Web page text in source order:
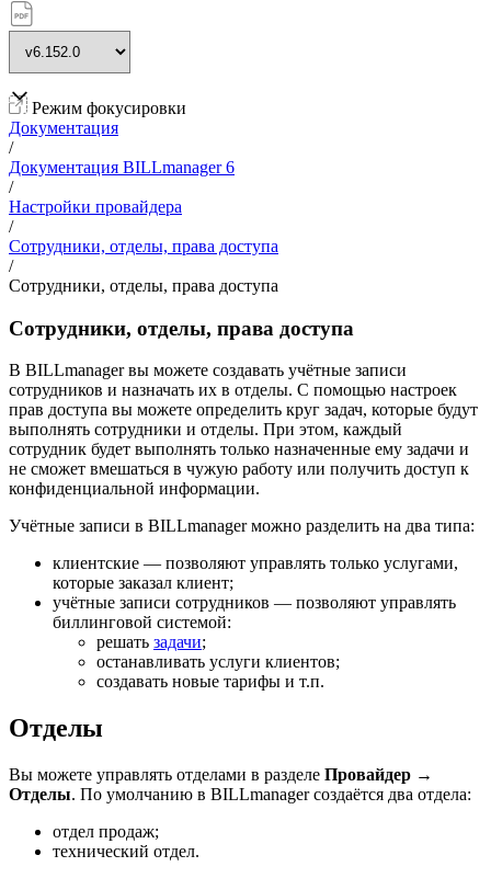
Режим фокусировки
Документация
/
Документация BILLmanager 6
/
Настройки провайдера
/
Сотрудники, отделы, права доступа
/
Сотрудники, отделы, права доступа
Сотрудники, отделы, права доступа
В BILLmanager вы можете создавать учётные записи
сотрудников и назначать их в отделы. С помощью настроек
прав доступа вы можете определить круг задач, которые будут
выполнять сотрудники и отделы. При этом, каждый
сотрудник будет выполнять только назначенные ему задачи и
не сможет вмешаться в чужую работу или получить доступ к
конфиденциальной информации.
Учётные записи в BILLmanager можно разделить на два типа:
клиентские — позволяют управлять только услугами,
которые заказал клиент;
учётные записи сотрудников — позволяют управлять
биллинговой системой:
решать задачи;
останавливать услуги клиентов;
создавать новые тарифы и т.п.
Отделы
Вы можете управлять отделами в разделе Провайдер →
Отделы. По умолчанию в BILLmanager создаётся два отдела:
отдел продаж;
технический отдел.